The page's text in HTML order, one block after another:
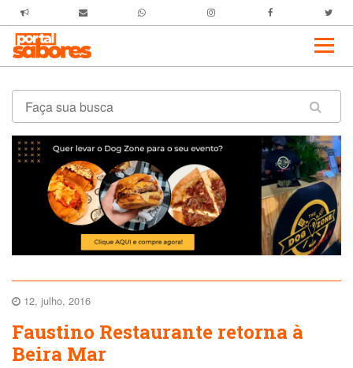
12, julho, 2016
Faustino Restaurante retorna à
Beira Mar